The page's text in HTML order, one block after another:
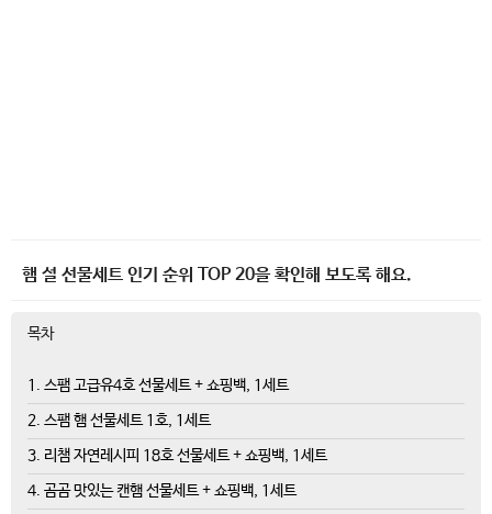
햄 설 선물세트 인기 순위 TOP 20을 확인해 보도록 해요.
목차
1. 스팸 고급유4호 선물세트 + 쇼핑백, 1세트
2. 스팸 햄 선물세트 1호, 1세트
3. 리챔 자연레시피 18호 선물세트 + 쇼핑백, 1세트
4. 곰곰 맛있는 캔햄 선물세트 + 쇼핑백, 1세트